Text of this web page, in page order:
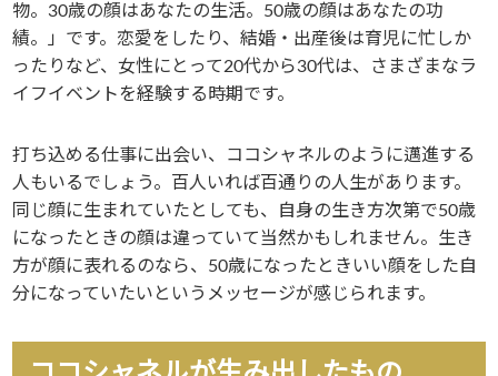
物。30歳の顔はあなたの生活。50歳の顔はあなたの功
績。」です。恋愛をしたり、結婚・出産後は育児に忙しか
ったりなど、女性にとって20代から30代は、さまざまなラ
イフイベントを経験する時期です。
打ち込める仕事に出会い、ココシャネルのように邁進する
人もいるでしょう。百人いれば百通りの人生があります。
同じ顔に生まれていたとしても、自身の生き方次第で50歳
になったときの顔は違っていて当然かもしれません。生き
方が顔に表れるのなら、50歳になったときいい顔をした自
分になっていたいというメッセージが感じられます。